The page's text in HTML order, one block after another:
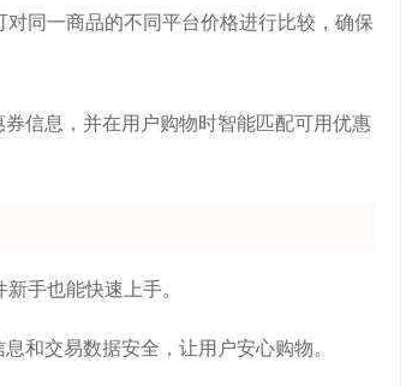
同一商品的不同平台价格进行比较，确保
信息，并在用户购物时智能匹配可用优惠
手也能快速上手。
和交易数据安全，让用户安心购物。